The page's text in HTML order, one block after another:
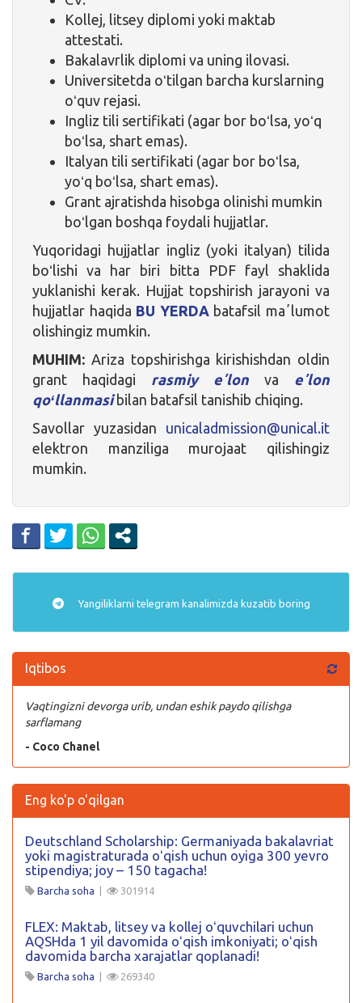
Kollej, litsey diplomi yoki maktab
attestati.
Bakalavrlik diplomi va uning ilovasi.
Universitetda oʻtilgan barcha kurslarning
oʻquv rejasi.
Ingliz tili sertifikati (agar bor boʻlsa, yoʻq
boʻlsa, shart emas).
Italyan tili sertifikati (agar bor boʻlsa,
yoʻq boʻlsa, shart emas).
Grant ajratishda hisobga olinishi mumkin
boʻlgan boshqa foydali hujjatlar.
Yuqoridagi hujjatlar ingliz (yoki italyan) tilida
boʻlishi va har biri bitta PDF fayl shaklida
yuklanishi kerak. Hujjat topshirish jarayoni va
hujjatlar haqida BU YERDA batafsil maʼlumot
olishingiz mumkin.
MUHIM: Ariza topshirishga kirishishdan oldin
grant haqidagi rasmiy eʼlon va eʼlon
qoʻllanmasibilan batafsil tanishib chiqing.
Savollar yuzasidan unicaladmission@unical.it
elektron manziliga murojaat qilishingiz
mumkin.
Yangiliklarni telegram kanalimizda kuzatib boring
Iqtibos
Vaqtingizni devorga urib, undan eshik paydo qilishga
sarflamang
- Coco Chanel
Eng ko'p o'qilgan
Deutschland Scholarship: Germaniyada bakalavriat
yoki magistraturada oʻqish uchun oyiga 300 yevro
stipendiya; joy – 150 tagacha!
Barcha soha | 301914
FLEX: Maktab, litsey va kollej oʻquvchilari uchun
AQSHda 1 yil davomida oʻqish imkoniyati; oʻqish
davomida barcha xarajatlar qoplanadi!
Barcha soha | 269340